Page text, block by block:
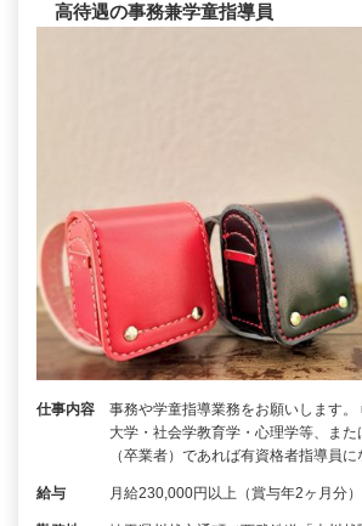
高待遇の事務兼学童指導員
仕事内容
事務や学童指導業務をお願いします。
大学・社会学教育学・心理学等、ま
（卒業者）であれば有資格者指導員
給与 月給230,000円以上（賞与年2ヶ月分）